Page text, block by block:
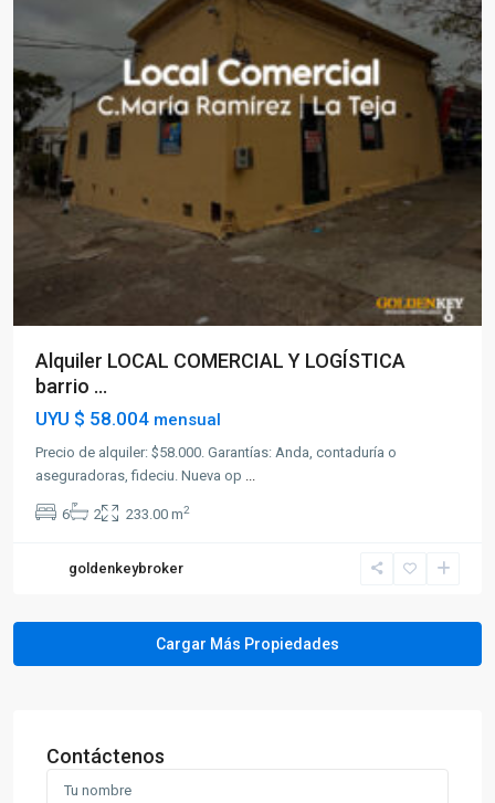
Alquiler LOCAL COMERCIAL Y LOGÍSTICA
barrio ...
UYU $ 58.004 mensual
Precio de alquiler: $58.000. Garantías: Anda, contaduría o
aseguradoras, fideciu. Nueva op ...
6 2 233.00 m2
goldenkeybroker
Contáctenos